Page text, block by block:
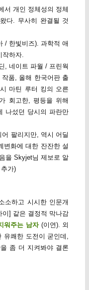
서 개인 정체성의 정체
다. 무사히 완결될 것
/ 한빛비즈). 과학적 애
작하자.
, 네이트 파월 / 프린웍
품, 올해 한국어판 출
마틴 루터 킹의 오른
회고한, 평등을 위해
나섰던 당시의 파란만
팔리지만, 역시 어딜
변화에 대한 잔잔한 설
을 Skyjet님 제보로 알
가)
소하고 시시한 인문개
] 같은 결정적 막나감
워주는 남자(이연). 외
유쾌한 도전이 굳인데,
좀 더 지켜봐야 결론